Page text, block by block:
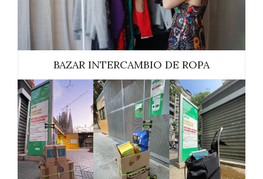
BAZAR INTERCAMBIO DE ROPA